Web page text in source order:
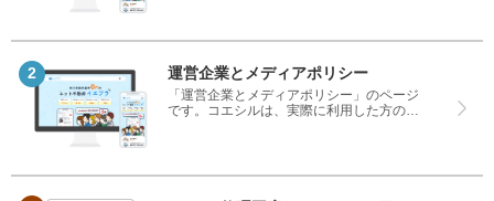
なく、悪い口コミもしっかり掲載している
さい。
運営企業とメディアポリシー
「運営企業とメディアポリシー」のページ
です。コエシルは、実際に利用した方の口
なく、悪い口コミもしっかり掲載している